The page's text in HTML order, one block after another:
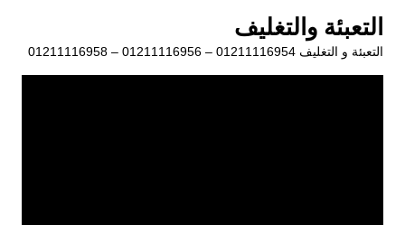
المحتوى
التعبئة والتغليف
التعبئة و التغليف 01211116954 – 01211116956 – 01211116958